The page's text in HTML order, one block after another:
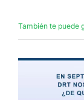
También te puede